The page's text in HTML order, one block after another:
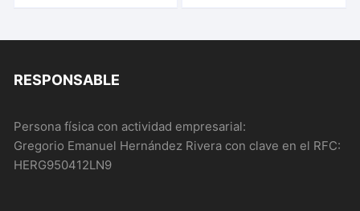
RESPONSABLE
Persona física con actividad empresarial:
Gregorio Emanuel Hernández Rivera con clave en el RFC:
HERG950412LN9